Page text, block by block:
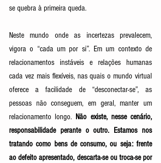
se quebra à primeira queda.
Neste mundo onde as incertezas prevalecem,
vigora o “cada um por si”. Em um contexto de
relacionamentos instáveis e relações humanas
cada vez mais flexíveis, nas quais o mundo virtual
oferece a facilidade de “desconectar-se”, as
pessoas não conseguem, em geral, manter um
relacionamento longo. Não existe, nesse cenário,
responsabilidade perante o outro. Estamos nos
tratando como bens de consumo, ou seja: frente
ao defeito apresentado, descarta-se ou troca-se por